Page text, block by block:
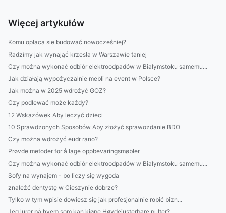
Więcej artykułów
Komu opłaca sie budować nowocześniej?
Radzimy jak wynająć krzesła w Warszawie taniej
Czy można wykonać odbiór elektroodpadów w Białymstoku samemu...
Jak działają wypożyczalnie mebli na event w Polsce?
Jak można w 2025 wdrożyć GOZ?
Czy podlewać może każdy?
12 Wskazówek Aby leczyć dzieci
10 Sprawdzonych Sposobów Aby złożyć sprawozdanie BDO
Czy można wdrożyć eudr rano?
Prøvde metoder for å lage oppbevaringsmøbler
Czy można wykonać odbiór elektroodpadów w Białymstoku samemu...
Sofy na wynajem - bo liczy się wygoda
znaleźć dentystę w Cieszynie dobrze?
Tylko w tym wpisie dowiesz się jak profesjonalnie robić bizn...